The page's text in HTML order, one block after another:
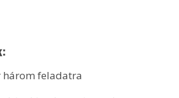
három feladatra